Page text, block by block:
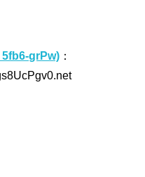
5fb6-grPw) ：